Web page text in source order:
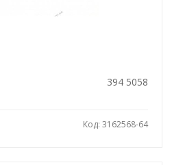
394 5058
Код: 3162568-64